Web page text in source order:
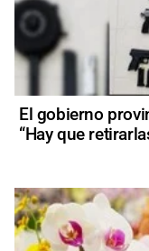
El gobierno
“Hay que